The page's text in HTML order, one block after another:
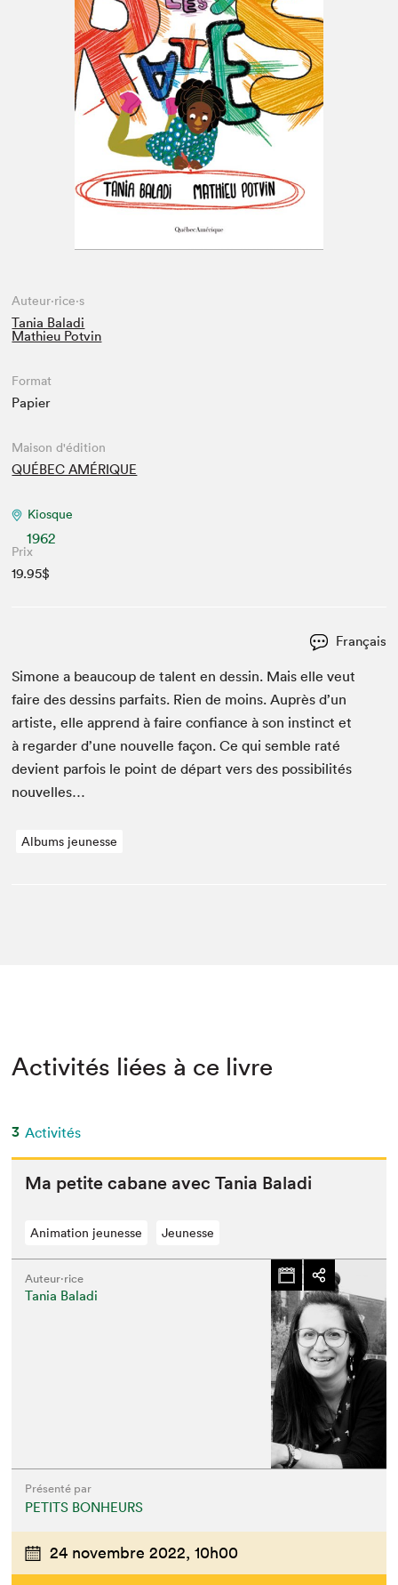
Espace enseignant·e·s
Espace pro
Auteur·rice·s
Tania Baladi
Mathieu Potvin
Format
Papier
Maison d'édition
QUÉBEC AMÉRIQUE
Kiosque
1962
Prix
19.95$
Français
Simone a beau­coup de tal­ent en dessin. Mais elle veut
faire des dessins par­faits. Rien de moins. Auprès d’un
artiste, elle apprend à faire con­fi­ance à son instinct et
à regarder d’une nou­velle façon. Ce qui sem­ble raté
devient par­fois le point de départ vers des pos­si­bil­ités
nouvelles…
Albums jeunesse
Activités liées à ce livre
3 Activités
Ma petite cabane avec Tania Baladi
Animation jeunesse Jeunesse
Auteur·rice
Tania Baladi
Présenté par
PETITS BONHEURS
24 novembre 2022, 10h00